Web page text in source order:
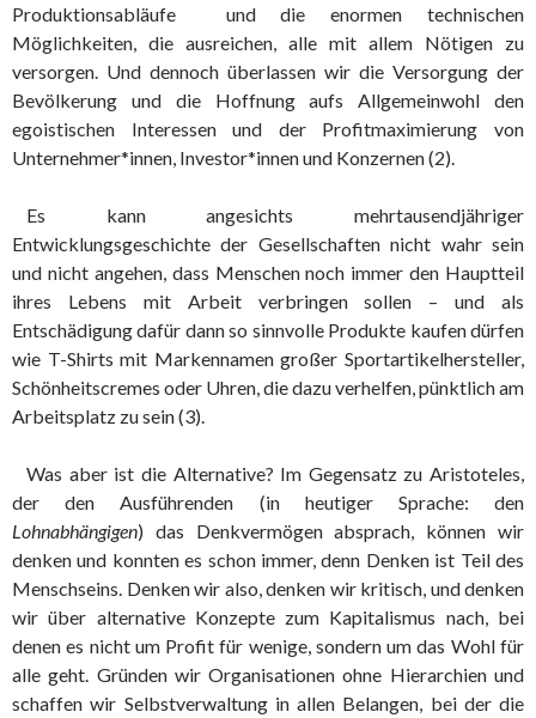
Produktionsabläufe
und die enormen technischen
Möglichkeiten, die ausreichen, alle mit allem Nötigen zu
versorgen. Und dennoch überlassen wir die Versorgung der
Bevölkerung und die Hoffnung aufs Allgemeinwohl den
egoistischen Interessen und der Profitmaximierung von
Unternehmer*innen, Investor*innen und Konzernen (2).
Es kann angesichts mehrtausendjähriger
Entwicklungsgeschichte der Gesellschaften nicht wahr sein
und nicht angehen, dass Menschen noch immer den Hauptteil
ihres Lebens mit Arbeit verbringen sollen – und als
Entschädigung dafür dann so sinnvolle Produkte kaufen dürfen
wie T-Shirts mit Markennamen großer Sportartikelhersteller,
Schönheitscremes oder Uhren, die dazu verhelfen, pünktlich am
Arbeitsplatz zu sein (3).
Was aber ist die Alternative? Im Gegensatz zu Aristoteles,
der den Ausführenden (in heutiger Sprache: den
Lohnabhängigen) das Denkvermögen absprach, können wir
denken und konnten es schon immer, denn Denken ist Teil des
Menschseins. Denken wir also, denken wir kritisch, und denken
wir über alternative Konzepte zum Kapitalismus nach, bei
denen es nicht um Profit für wenige, sondern um das Wohl für
alle geht. Gründen wir Organisationen ohne Hierarchien und
schaffen wir Selbstverwaltung in allen Belangen, bei der die